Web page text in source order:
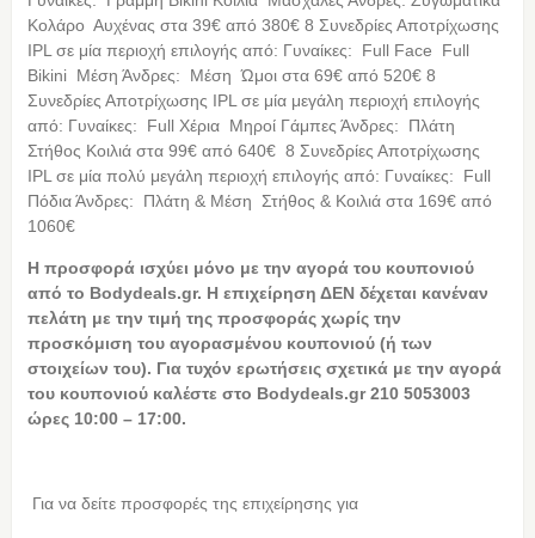
Κολάρο Αυχένας στα 39€ από 380€ 8 Συνεδρίες Αποτρίχωσης
IPL σε μία περιοχή επιλογής από: Γυναίκες: Full Face Full
Bikini Μέση Άνδρες: Μέση Ώμοι στα 69€ από 520€ 8
Συνεδρίες Αποτρίχωσης IPL σε μία μεγάλη περιοχή επιλογής
από: Γυναίκες: Full Χέρια Μηροί Γάμπες Άνδρες: Πλάτη
Στήθος Κοιλιά στα 99€ από 640€ 8 Συνεδρίες Αποτρίχωσης
IPL σε μία πολύ μεγάλη περιοχή επιλογής από: Γυναίκες: Full
Πόδια Άνδρες: Πλάτη & Μέση Στήθος & Κοιλιά στα 169€ από
1060€
Η προσφορά ισχύει μόνο με την αγορά του κουπονιού
από το Bodydeals.gr. Η επιχείρηση ΔΕΝ δέχεται κανέναν
πελάτη με την τιμή της προσφοράς χωρίς την
προσκόμιση του αγορασμένου κουπονιού (ή των
στοιχείων του). Για τυχόν ερωτήσεις σχετικά με την αγορά
του κουπονιού καλέστε στο Bodydeals.gr 210 5053003
ώρες 10:00 – 17:00.
Για να δείτε προσφορές της επιχείρησης για